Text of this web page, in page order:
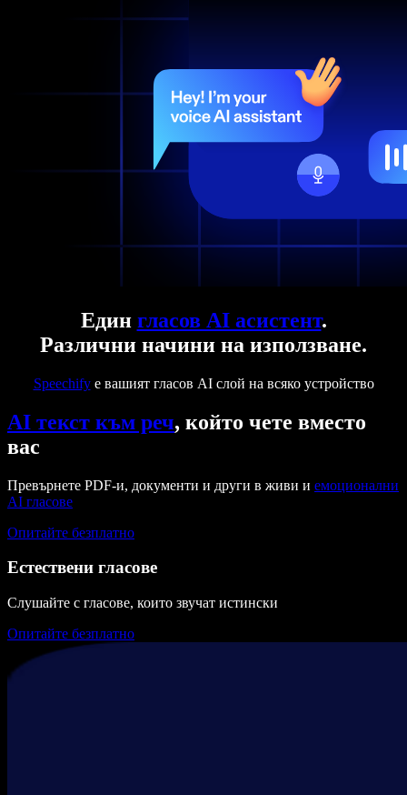
Един гласов AI асистент.
Различни начини на използване.
Speechifyе вашият гласов AI слой на всяко устройство
AI текст към реч, който чете вместо
вас
Превърнете PDF-и, документи и други в живи и емоционални
AI гласове
Опитайте безплатно
Естествени гласове
Слушайте с гласове, които звучат истински
Опитайте безплатно